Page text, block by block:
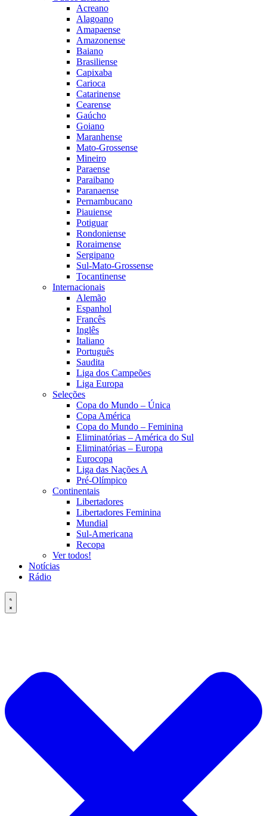
Acreano
Alagoano
Amapaense
Amazonense
Baiano
Brasiliense
Capixaba
Carioca
Catarinense
Cearense
Gaúcho
Goiano
Maranhense
Mato-Grossense
Mineiro
Paraense
Paraibano
Paranaense
Pernambucano
Piauiense
Potiguar
Rondoniense
Roraimense
Sergipano
Sul-Mato-Grossense
Tocantinense
Internacionais
Alemão
Espanhol
Francês
Inglês
Italiano
Português
Saudita
Liga dos Campeões
Liga Europa
Seleções
Copa do Mundo – Única
Copa América
Copa do Mundo – Feminina
Eliminatórias – América do Sul
Eliminatórias – Europa
Eurocopa
Liga das Nações A
Pré-Olímpico
Continentais
Libertadores
Libertadores Feminina
Mundial
Sul-Americana
Recopa
Ver todos!
Notícias
Rádio